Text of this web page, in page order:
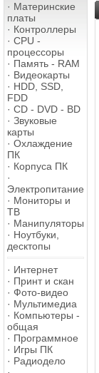
· Материнские
платы
· Контроллеры
· CPU -
процессоры
· Память - RAM
· Видеокарты
· HDD, SSD,
FDD
· CD - DVD - BD
· Звуковые
карты
· Охлаждение
ПК
· Корпуса ПК
·
Электропитание
· Мониторы и
ТВ
· Манипуляторы
· Ноутбуки,
десктопы
· Интернет
· Принт и скан
· Фото-видео
· Мультимедиа
· Компьютеры -
общая
· Программное
· Игры ПК
· Радиодело